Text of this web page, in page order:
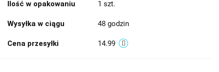
Ilość w opakowaniu 1 szt.
Wysyłka w ciągu 48 godzin
Cena przesyłki 14.99